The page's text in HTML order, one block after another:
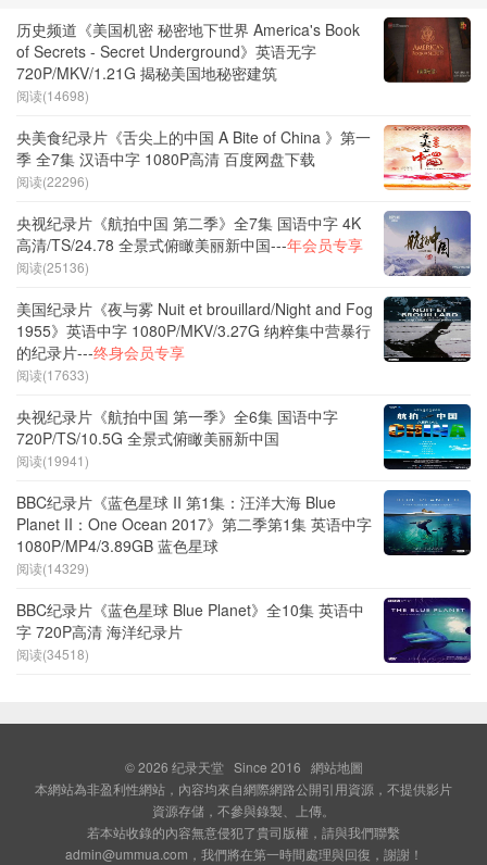
历史频道《美国机密 秘密地下世界 America's Book
of Secrets - Secret Underground》英语无字
720P/MKV/1.21G 揭秘美国地秘密建筑
阅读(14698)
央美食纪录片《舌尖上的中国 A Bite of China 》第一
季 全7集 汉语中字 1080P高清 百度网盘下载
阅读(22296)
央视纪录片《航拍中国 第二季》全7集 国语中字 4K
高清/TS/24.78 全景式俯瞰美丽新中国---年会员专享
阅读(25136)
美国纪录片《夜与雾 Nuit et brouillard/Night and Fog
1955》英语中字 1080P/MKV/3.27G 纳粹集中营暴行
的纪录片---终身会员专享
阅读(17633)
央视纪录片《航拍中国 第一季》全6集 国语中字
720P/TS/10.5G 全景式俯瞰美丽新中国
阅读(19941)
BBC纪录片《蓝色星球 II 第1集：汪洋大海 Blue
Planet II：One Ocean 2017》第二季第1集 英语中字
1080P/MP4/3.89GB 蓝色星球
阅读(14329)
BBC纪录片《蓝色星球 Blue Planet》全10集 英语中
字 720P高清 海洋纪录片
阅读(34518)
© 2026 纪录天堂Since 2016 網站地圖
本網站為非盈利性網站，內容均來自網際網路公開引用資源，不提供影片
資源存儲，不參與錄製、上傳。
若本站收錄的內容無意侵犯了貴司版權，請與我們聯繫
admin@ummua.com，我們將在第一時間處理與回復，謝謝！